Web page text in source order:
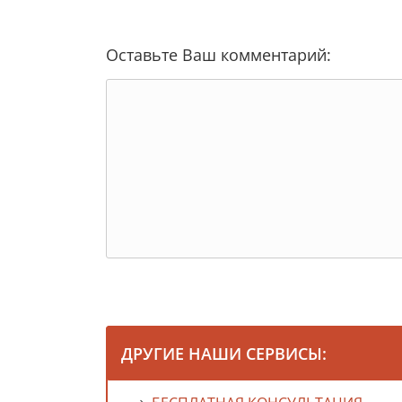
Оставьте Ваш комментарий:
ДРУГИЕ НАШИ СЕРВИСЫ: